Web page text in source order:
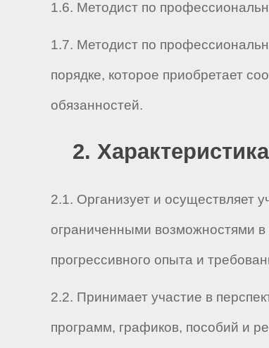
1.6. Методист по
1.7. Методист по
порядке, которое приобретает
обязанностей.
2.
2.1. Организует и осуществляет
ограниченными возможностями в
прогрессивного опыта и
2.2. Принимает участие в
программ, графиков, пособий и